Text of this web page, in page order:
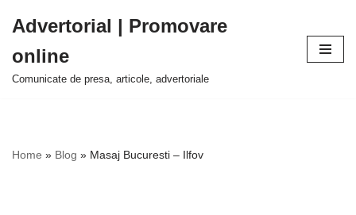
la
conținut
Advertorial | Promovare
online
Comunicate de presa, articole, advertoriale
Home » Blog » Masaj Bucuresti – Ilfov